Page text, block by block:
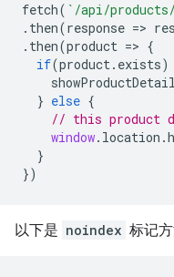
fetch( `/api/products/
. then(response =>
. then(product => {
if(product. exists)
} else {
// this product
window. location .
}
})
以下是 noindex 标记